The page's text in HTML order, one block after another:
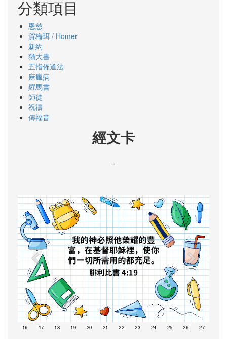
分類項目
恩慈
賀梅珥 / Homer
新約
猶大書
五指佈道法
麻瘋病
羅馬書
師徒
祝禱
傳福音
經文卡
-
16 17 18 19 20 21 22 23 24 25 26 27